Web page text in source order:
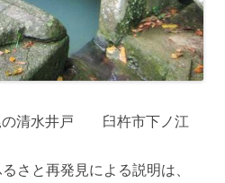
の清水井戸 臼杵市下ノ江
さと再発見による説明は、